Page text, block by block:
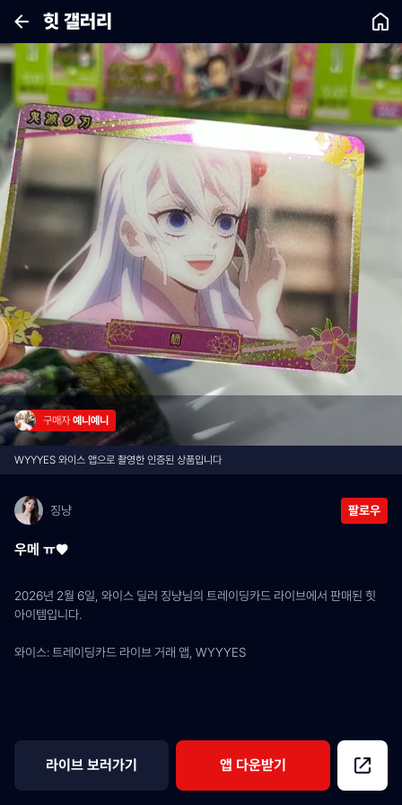
힛 갤러리
구매자 예니예니
WYYYES 와이스 앱으로 촬영한 인증된 상품입니다
징냥 팔로우
우메 ㅠ♥️
2026년 2월 6일, 와이스 딜러 징냥님의 트레이딩카드 라이브에서 판매된 힛
아이템입니다.
와이스: 트레이딩카드 라이브 거래 앱, WYYYES
라이브 보러가기 앱 다운받기